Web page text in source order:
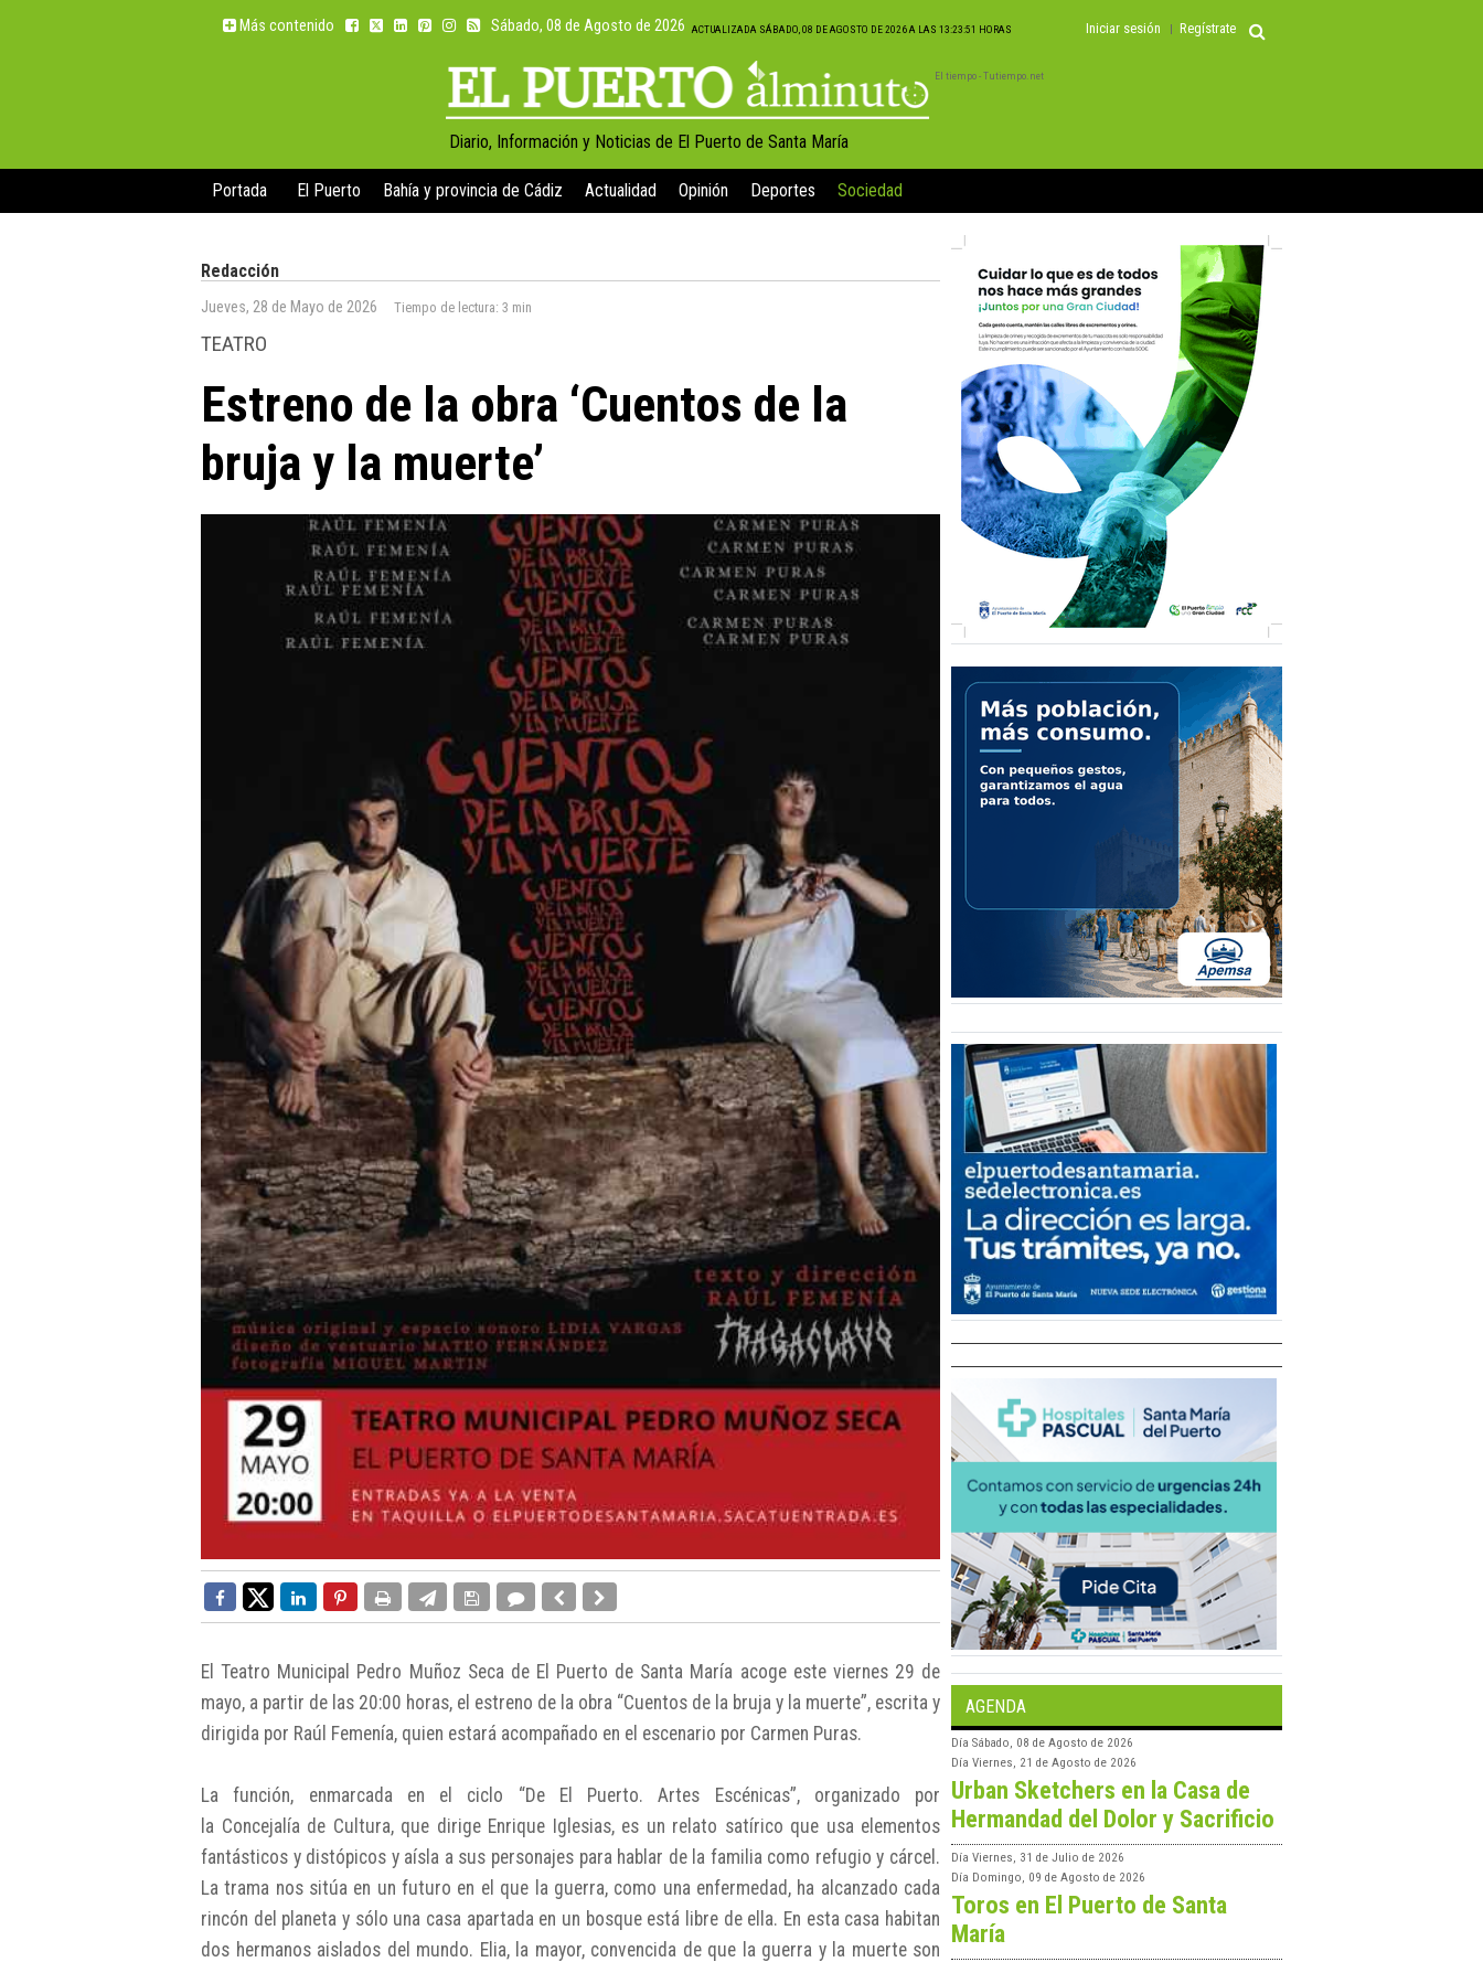
Más contenido Sábado, 08 de Agosto de 2026 ACTUALIZADA SÁBADO, 08 DE AGOSTO DE 2026 A LAS 13:23:51 HORAS Iniciar sesión Regístrate
Diario, Información y Noticias de El Puerto de Santa María
El tiempo - Tutiempo.net
Portada El Puerto Bahía y provincia de Cádiz Actualidad Opinión Deportes Sociedad
Redacción
Jueves, 28 de Mayo de 2026 Tiempo de lectura: 3 min
TEATRO
Estreno de la obra ‘Cuentos de la
bruja y la muerte’
El Teatro Municipal Pedro Muñoz Seca de El Puerto de Santa María acoge este viernes 29 de
mayo, a partir de las 20:00 horas, el estreno de la obra “Cuentos de la bruja y la muerte”, escrita y
dirigida por Raúl Femenía, quien estará acompañado en el escenario por Carmen Puras.
La función, enmarcada en el ciclo “De El Puerto. Artes Escénicas”, organizado por
la Concejalía de Cultura, que dirige Enrique Iglesias, es un relato satírico que usa elementos
fantásticos y distópicos y aísla a sus personajes para hablar de la familia como refugio y cárcel.
La trama nos sitúa en un futuro en el que la guerra, como una enfermedad, ha alcanzado cada
rincón del planeta y sólo una casa apartada en un bosque está libre de ella. En esta casa habitan
dos hermanos aislados del mundo. Elia, la mayor, convencida de que la guerra y la muerte son
AGENDA
Día Sábado, 08 de Agosto de 2026
Día Viernes, 21 de Agosto de 2026
Urban Sketchers en la Casa de
Hermandad del Dolor y Sacrificio
Día Viernes, 31 de Julio de 2026
Día Domingo, 09 de Agosto de 2026
Toros en El Puerto de Santa
María